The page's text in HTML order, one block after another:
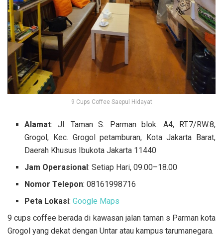
9 Cups Coffee Saepul Hidayat
Alamat: Jl. Taman S. Parman blok. A4, RT.7/RW.8,
Grogol, Kec. Grogol petamburan, Kota Jakarta Barat,
Daerah Khusus Ibukota Jakarta 11440
Jam Operasional: Setiap Hari, 09.00–18.00
Nomor Telepon: 08161998716
Peta Lokasi:Google Maps
9 cups coffee berada di kawasan jalan taman s Parman kota
Grogol yang dekat dengan Untar atau kampus tarumanegara.